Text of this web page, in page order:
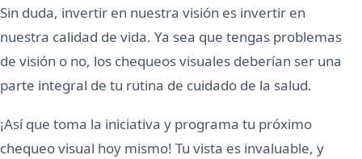
Sin duda, invertir en nuestra visión es invertir en
nuestra calidad de vida. Ya sea que tengas problemas
de visión o no, los chequeos visuales deberían ser una
parte integral de tu rutina de cuidado de la salud.
¡Así que toma la iniciativa y programa tu próximo
chequeo visual hoy mismo! Tu vista es invaluable, y